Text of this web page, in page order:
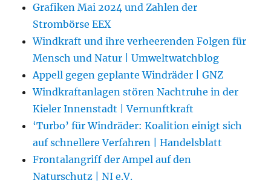
Grafiken Mai 2024 und Zahlen der
Strombörse EEX
Windkraft und ihre verheerenden Folgen für
Mensch und Natur | Umweltwatchblog
Appell gegen geplante Windräder | GNZ
Windkraftanlagen stören Nachtruhe in der
Kieler Innenstadt | Vernunftkraft
‘Turbo’ für Windräder: Koalition einigt sich
auf schnellere Verfahren | Handelsblatt
Frontalangriff der Ampel auf den
Naturschutz | NI e.V.